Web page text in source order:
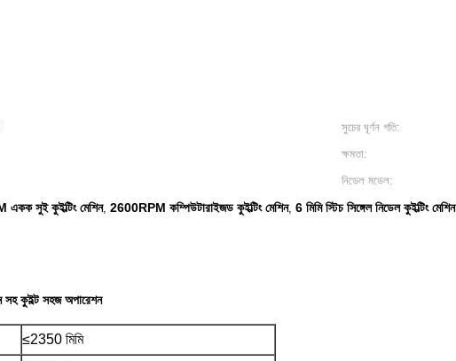
সুচের ঘূর্ণন গতি:
ক্ষমতা:
নিডেল মডেল:
সুই কুইল্টিং মেশিন, 2600RPM কম্পিউটারাইজড কুইল্টিং মেশিন, 6 মিমি স্টিচ সিঙ্গেল নিডেল কুইল্টিং মেশিন
সহ কুইল্ট সহজ অপারেশন
≤2350 মিমি